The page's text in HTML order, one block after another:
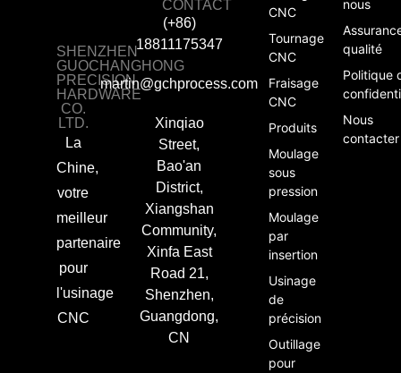
SHENZHEN
GUOCHANGHONG
PRECISION
HARDWARE
CO.
LTD.
La
Chine,
votre
meilleur
partenaire
pour
l'usinage
CNC
CONTACT
(+86)
18811175347
martin@gchprocess.com
Xinqiao
Street,
Bao'an
District,
Xiangshan
Community,
Xinfa East
Road 21,
Shenzhen,
Guangdong,
CN
CNC
Tournage
CNC
Fraisage
CNC
Produits
Moulage
sous
pression
Moulage
par
insertion
Usinage
de
précision
Outillage
pour
nous
qualité
Politique
Nous
contacter